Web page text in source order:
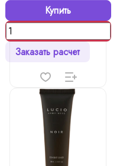
Купить
Заказать расчет